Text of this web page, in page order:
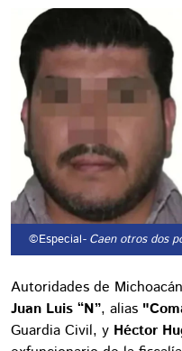
©Especial- Caen otros dos
Autoridades de
Juan Luis “N”, alias
Guardia Civil, y Héctor